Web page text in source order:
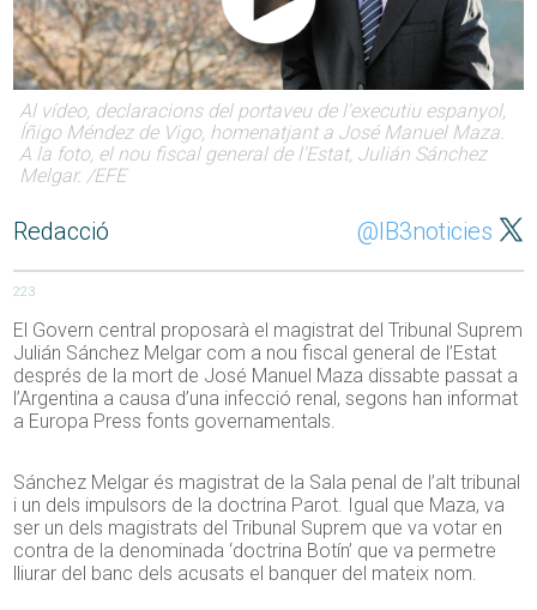
Al vídeo, declaracions del portaveu de l'executiu espanyol,
Íñigo Méndez de Vigo, homenatjant a José Manuel Maza.
A la foto, el nou fiscal general de l'Estat, Julián Sánchez
Melgar. /EFE
Redacció @IB3noticies
223
El Govern central proposarà el magistrat del Tribunal Suprem
Julián Sánchez Melgar com a nou fiscal general de l’Estat
després de la mort de José Manuel Maza dissabte passat a
l’Argentina a causa d’una infecció renal, segons han informat
a Europa Press fonts governamentals.
Sánchez Melgar és magistrat de la Sala penal de l’alt tribunal
i un dels impulsors de la doctrina Parot. Igual que Maza, va
ser un dels magistrats del Tribunal Suprem que va votar en
contra de la denominada ‘doctrina Botín’ que va permetre
lliurar del banc dels acusats el banquer del mateix nom.